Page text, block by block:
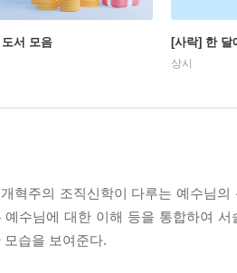
서 모음 [사락] 한 달
상시
혁주의 조직신학이 다루는 예수님
수님에 대한 이해 등을 통합하여
습을 보여준다.